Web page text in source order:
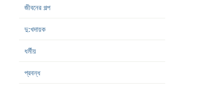
জীবনের গল্প
দু:খদায়ক
ধর্মীয়
প্রবন্ধ